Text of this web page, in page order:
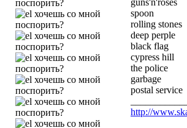
guns'n'roses
spoon
rolling stones
deep perple
black flag
cypress hill
the police
garbage
postal service
http://